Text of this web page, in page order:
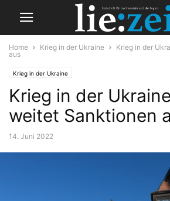
Home Krieg in der Ukraine
Krieg in der
aus
Krieg in der Ukraine
Krieg in der
weitet Sanktionen
14. Juni 2022